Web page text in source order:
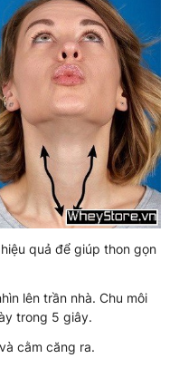
quả để giúp thon gọn
lên trần nhà. Chu môi
trong 5 giây.
cằm căng ra.